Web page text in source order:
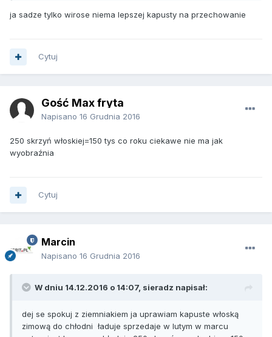
ja sadze tylko wirose niema lepszej kapusty na przechowanie
Cytuj
Gość Max fryta
Napisano 16 Grudnia 2016
250 skrzyń włoskiej=150 tys co roku ciekawe nie ma jak
wyobraźnia
Cytuj
Marcin
Napisano 16 Grudnia 2016
W dniu 14.12.2016 o 14:07, sieradz napisał:
dej se spokuj z ziemniakiem ja uprawiam kapuste włoską
zimową do chłodni ładuje sprzedaje w lutym w marcu